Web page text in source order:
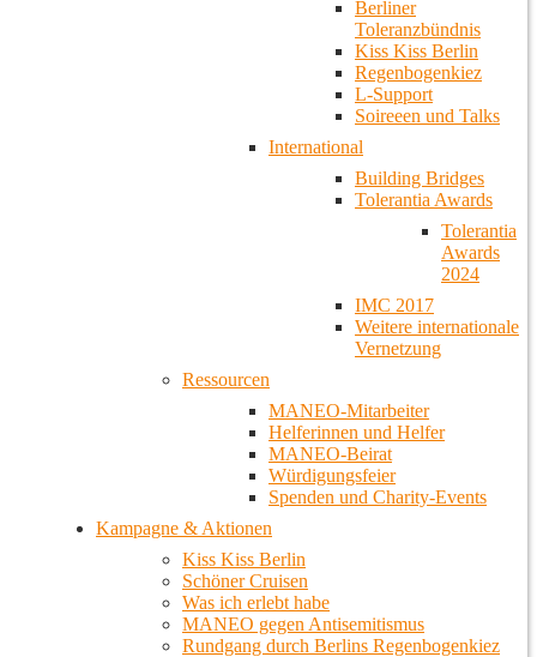
Berliner
Toleranzbündnis
Kiss Kiss Berlin
Regenbogenkiez
L-Support
Soireeen und Talks
International
Building Bridges
Tolerantia Awards
Tolerantia
Awards
2024
IMC 2017
Weitere internationale
Vernetzung
Ressourcen
MANEO-Mitarbeiter
Helferinnen und Helfer
MANEO-Beirat
Würdigungsfeier
Spenden und Charity-Events
Kampagne & Aktionen
Kiss Kiss Berlin
Schöner Cruisen
Was ich erlebt habe
MANEO gegen Antisemitismus
Rundgang durch Berlins Regenbogenkiez